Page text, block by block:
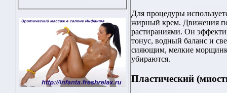
Для процедуры
жирный крем. Движения
растираниями. Он
тонус, водный баланс и
сияющим, мелкие
убираются.
Пластический